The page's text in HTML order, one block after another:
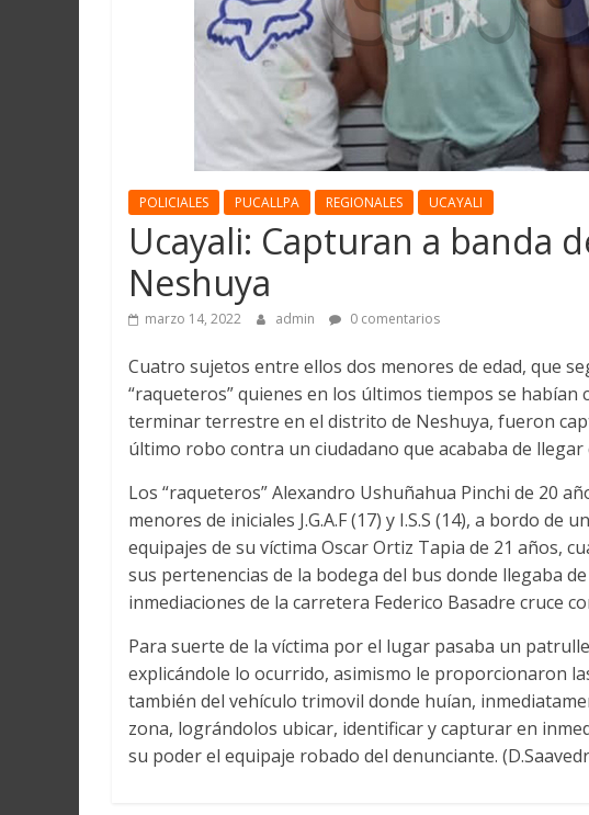
POLICIALES PUCALLPA REGIONALES UCAYALI
Ucayali: Capturan a banda
Neshuya
marzo 14, 2022 admin 0 comentarios
Cuatro sujetos entre ellos dos menores de edad, que
“raqueteros” quienes en los últimos tiempos se
terminar terrestre en el distrito de Neshuya, fueron
último robo contra un ciudadano que acababa de llegar
Los “raqueteros” Alexandro Ushuñahua Pinchi de 20
menores de iniciales J.G.A.F (17) y I.S.S (14), a bordo
equipajes de su víctima Oscar Ortiz Tapia de 21 años,
sus pertenencias de la bodega del bus donde llegaba
inmediaciones de la carretera Federico Basadre cruce
Para suerte de la víctima por el lugar pasaba un
explicándole lo ocurrido, asimismo le proporcionaron
también del vehículo trimovil donde huían,
zona, lográndolos ubicar, identificar y capturar en
su poder el equipaje robado del denunciante.